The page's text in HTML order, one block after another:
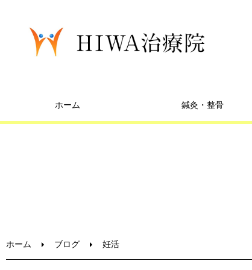
ホーム 鍼灸・整骨
ホーム ブログ 妊活